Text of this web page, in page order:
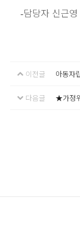
-담당자 신근
이전글 아동자
다음글 ★가정